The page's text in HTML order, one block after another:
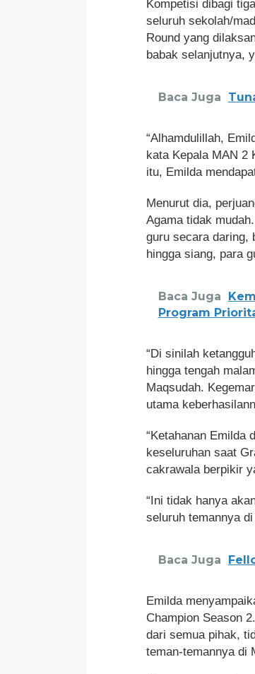
Kompetisi dibagi
seluruh sekolah/
Round yang
babak selanjutnya,
Baca Juga
“Alhamdulillah,
kata Kepala MAN 2
itu, Emilda
Menurut dia,
Agama tidak
guru secara daring,
hingga siang, para
Baca Juga
Program
“Di sinilah
hingga tengah
Maqsudah.
utama
“Ketahanan Emilda
keseluruhan saat
cakrawala berpikir
“Ini tidak hanya
seluruh temannya
Baca Juga
Emilda
Champion Season
dari semua pihak,
teman-temannya di